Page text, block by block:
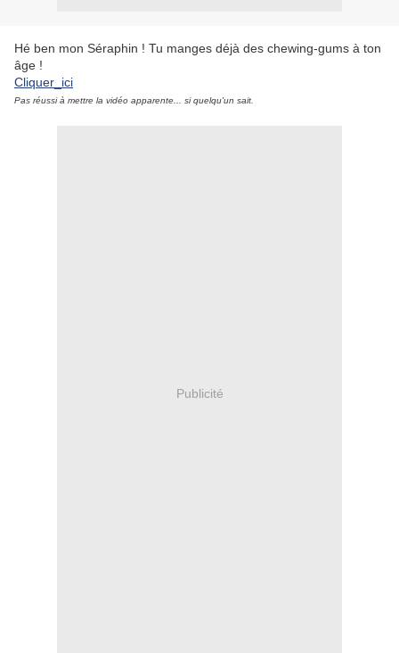
Hé ben mon Séraphin ! Tu manges déjà des chewing-gums à ton
âge !
Cliquer_ici
Pas réussi à mettre la vidéo apparente... si quelqu'un sait.
Publicité